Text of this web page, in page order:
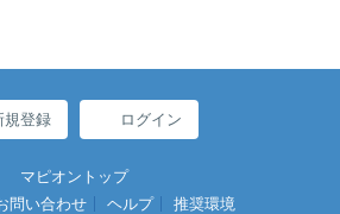
規登録 ログイン
マピオントップ
問い合わせ ヘルプ
推奨環境